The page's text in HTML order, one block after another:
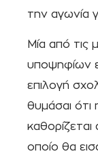
την αγωνία
Μία από τις
υποψηφίων
επιλογή
θυμάσαι ότι
οποίο θα